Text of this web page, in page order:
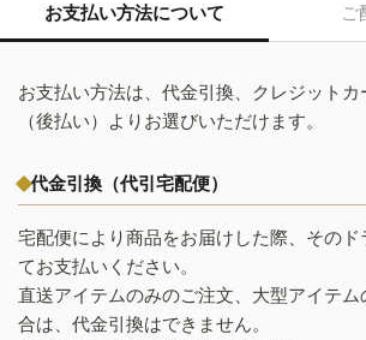
お支払い方法について ご
お支払い方法は、代金引換、クレジット
（後払い）よりお選びいただけます。
代金引換（代引宅配便）
宅配便により商品をお届けした際、そのド
てお支払いください。
直送アイテムのみのご注文、大型アイテ
合は、代金引換はできません。